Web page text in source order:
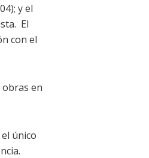
y el
El
con el
en
único